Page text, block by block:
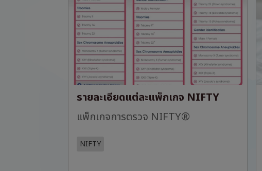
รายละเอียดแต่ละแพ็กเกจ NIFTY
แพ็กเกจการตรวจ NIFTY®
NIFTY